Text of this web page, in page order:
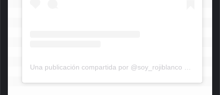
Una publicación compartida por @soy_rojiblanco